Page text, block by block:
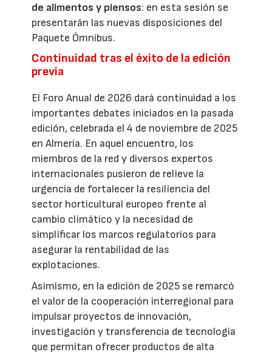
de alimentos y piensos: en esta sesión se
presentarán las nuevas disposiciones del
Paquete Ómnibus.
Continuidad tras el éxito de la edición
previa
El Foro Anual de 2026 dará continuidad a los
importantes debates iniciados en la pasada
edición, celebrada el 4 de noviembre de 2025
en Almería. En aquel encuentro, los
miembros de la red y diversos expertos
internacionales pusieron de relieve la
urgencia de fortalecer la resiliencia del
sector horticultural europeo frente al
cambio climático y la necesidad de
simplificar los marcos regulatorios para
asegurar la rentabilidad de las
explotaciones.
Asimismo, en la edición de 2025 se remarcó
el valor de la cooperación interregional para
impulsar proyectos de innovación,
investigación y transferencia de tecnología
que permitan ofrecer productos de alta